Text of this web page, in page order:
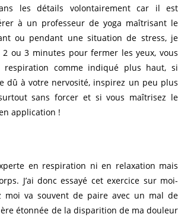
les détails volontairement car il est
à un professeur de yoga maîtrisant le
ou pendant une situation de stress, je
ou 3 minutes pour fermer les yeux, vous
respiration comme indiqué plus haut, si
dû à votre nervosité, inspirez un peu plus
sans forcer et si vous maîtrisez le
application !
en respiration ni en relaxation mais
J’ai donc essayé cet exercice sur moi-
moi va souvent de paire avec un mal de
étonnée de la disparition de ma douleur